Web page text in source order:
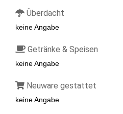
Überdacht
keine Angabe
Getränke & Speisen
keine Angabe
Neuware gestattet
keine Angabe